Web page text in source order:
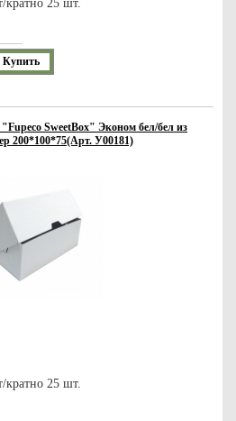
кратно 25 шт.
Купить
SweetBox" Эконом бел/бел из
200*100*75(Арт. У00181)
кратно 25 шт.